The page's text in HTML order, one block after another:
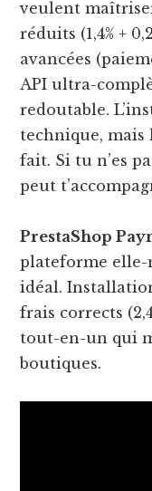
veulent
réduits (1,4% +
avancées
API ultra-
redoutable.
technique, mais
fait. Si tu n’es
peut
PrestaShop
plateforme elle-
idéal.
frais corrects
tout-en-un qui
boutiques.